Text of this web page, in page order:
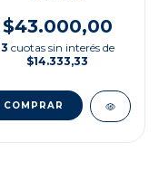
$43.000,00
3 cuotas sin interés de
$14.333,33